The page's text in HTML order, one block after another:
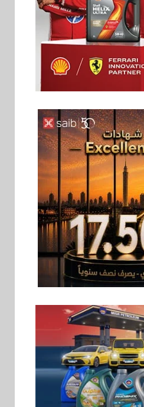
اخبار
تتشاركان في تطوير
أول منصة للسياحة
الصحية في مصر
والشرق الأوسط
وأفريقيا Tour4Cure
سوق وصلة
هواوي: هاتف nova 15
Max بطارية ضخمة
وتصميم متين جهازًا
مثاليًا للشباب
اقتصاد
إي اف چي فاينانس
تستعرض خطط نمو
«بلد» لتعزيز حضورها
المصريين بالخارج
اخبار
بيان توضيحي صادر عن
شركة ناتجاس